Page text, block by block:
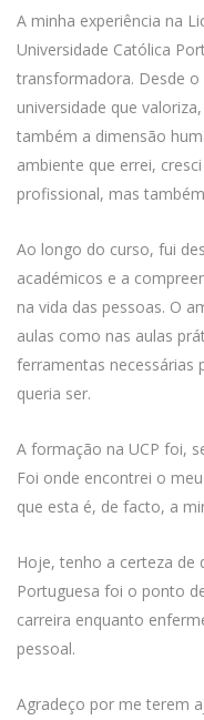
A minha experiência na
Universidade Católica
transformadora. Desde
universidade que
também a dimensão
ambiente que errei,
profissional, mas
Ao longo do curso, fui
académicos e a
na vida das pessoas. O
aulas como nas aulas
ferramentas necessárias
queria ser.
A formação na UCP foi,
Foi onde encontrei o
que esta é, de facto, a
Hoje, tenho a certeza de
Portuguesa foi o ponto
carreira enquanto
pessoal.
Agradeço por me terem